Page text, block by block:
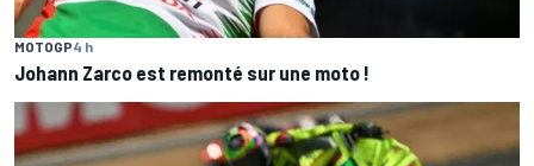
MOTOGP4 h
Johann Zarco est remonté sur une moto !